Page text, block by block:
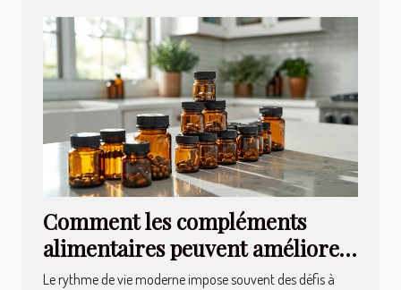
Comment les compléments
alimentaires peuvent améliorer
votre bien-être quotidien
Le rythme de vie moderne impose souvent des défis à